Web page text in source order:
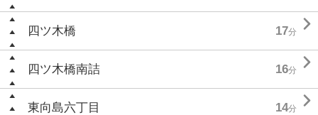
四ツ木橋 17分 
四ツ木橋南詰 16分 
東向島六丁目 14分 